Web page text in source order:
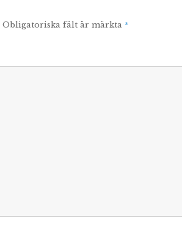
Obligatoriska fält är märkta *